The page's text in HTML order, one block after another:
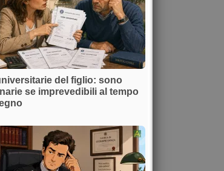
del figlio: sono
se imprevedibili al tempo